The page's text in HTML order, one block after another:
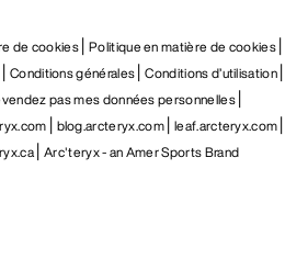
de cookies Politique en matière de cookies
Conditions générales Conditions d’utilisation
pas mes données personnelles
blog.arcteryx.com leaf.arcteryx.com
Arc'teryx - an Amer Sports Brand